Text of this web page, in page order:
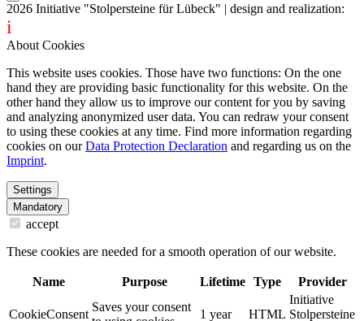
2026 Initiative "Stolpersteine für Lübeck" | design and realization:
i
About Cookies
This website uses cookies. Those have two functions: On the one
hand they are providing basic functionality for this website. On the
other hand they allow us to improve our content for you by saving
and analyzing anonymized user data. You can redraw your consent
to using these cookies at any time. Find more information regarding
cookies on ourData Protection Declaration and regarding us on the
Imprint.
Settings
Mandatory
accept
These cookies are needed for a smooth operation of our website.
Name Purpose Lifetime Type Provider
CookieConsent
Saves your consent
1 year HTML
Initiative
Stolpersteine